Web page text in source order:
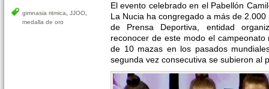
gimnasia ritmica, JJOO,
medalla de oro
El evento celebrado en el Pabellón
La Nucia ha congregado a más de
de Prensa Deportiva, entidad
reconocer de este modo el
de 10 mazas en los pasados
segunda vez consecutiva se subieron al